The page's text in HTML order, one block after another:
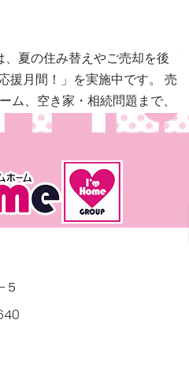
夏の住み替えやご売却を後
援月間！」を実施中です。 売
ム、空き家・相続問題まで、
談に幅広く対応いたしま […]